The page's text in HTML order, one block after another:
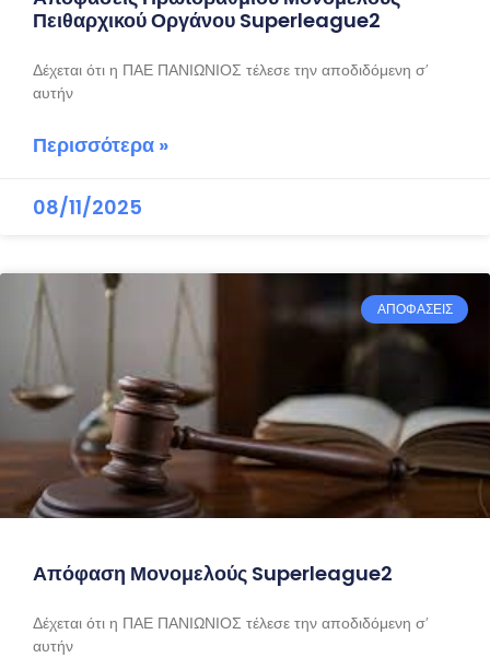
Πειθαρχικού Οργάνου Superleague2
Δέχεται ότι η ΠΑΕ ΠΑΝΙΩΝΙΟΣ τέλεσε την αποδιδόμενη σ’
αυτήν
Περισσότερα »
08/11/2025
ΑΠΟΦΑΣΕΙΣ
Απόφαση Μονομελούς Superleague2
Δέχεται ότι η ΠΑΕ ΠΑΝΙΩΝΙΟΣ τέλεσε την αποδιδόμενη σ’
αυτήν